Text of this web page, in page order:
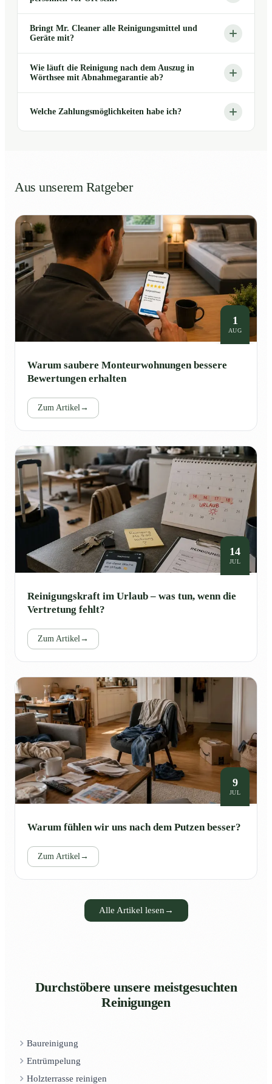
Bringt Mr. Cleaner alle Reinigungsmittel und
Geräte mit?
Wie läuft die Reinigung nach dem Auszug in
Wörthsee mit Abnahmegarantie ab?
Welche Zahlungsmöglichkeiten habe ich?
Aus unserem Ratgeber
1
AUG
Warum saubere Monteurwohnungen bessere
Bewertungen erhalten
Zum Artikel →
14
JUL
Reinigungskraft im Urlaub – was tun, wenn die
Vertretung fehlt?
Zum Artikel →
9
JUL
Warum fühlen wir uns nach dem Putzen besser?
Zum Artikel →
Alle Artikel lesen →
Durchstöbere unsere meistgesuchten
Reinigungen
Baureinigung
Entrümpelung
Holzterrasse reinigen